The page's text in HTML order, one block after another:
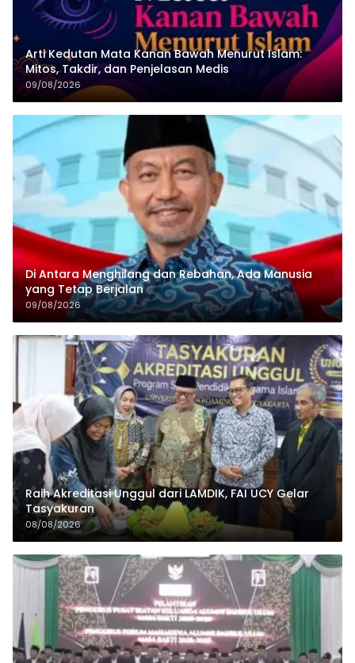
Arti Kedutan Mata Kanan Bawah Menurut Islam:
Mitos, Takdir, dan Penjelasan Medis
09/08/2026
Di Antara Menghilang dan Rebahan, Ada Manusia
yang Tetap Berjalan
09/08/2026
Raih Akreditasi Unggul dari LAMDIK, FAI UCY Gelar
Tasyakuran
08/08/2026